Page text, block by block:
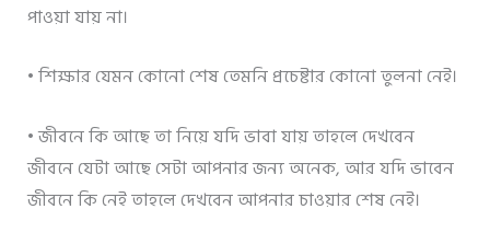
পাওয়া যায় না।
• শিক্ষার যেমন কোনো শেষ তেমনি প্রচেষ্টার কোনো তুলনা নেই।
• জীবনে কি আছে তা নিয়ে যদি ভাবা যায় তাহলে দেখবেন
জীবনে যেটা আছে সেটা আপনার জন্য অনেক, আর যদি ভাবেন
জীবনে কি নেই তাহলে দেখবেন আপনার চাওয়ার শেষ নেই।